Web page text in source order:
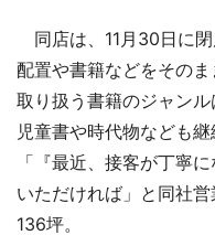
同店は、11月30日に
配置や書籍などをそのま
取り扱う書籍のジャン
児童書や時代物なども
「『最近、接客が丁寧
いただければ」と同社
136坪。